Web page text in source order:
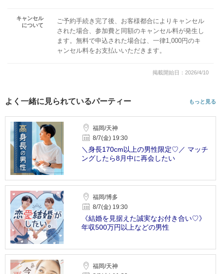
キャンセル
について
ご予約手続き完了後、お客様都合によりキャンセル
された場合、参加費と同額のキャンセル料が発生し
ます。無料で申込された場合は、一律1,000円のキ
ャンセル料をお支払いいただきます。
掲載開始日：2026/4/10
よく一緒に見られているパーティー もっと見る
福岡/天神
8/7(金) 19:30
＼身長170cm以上の男性限定♡／ マッチ
ングしたら8月中に再会したい
福岡/博多
8/7(金) 19:30
《結婚を見据えた誠実なお付き合い♡》
年収500万円以上などの男性
福岡/天神